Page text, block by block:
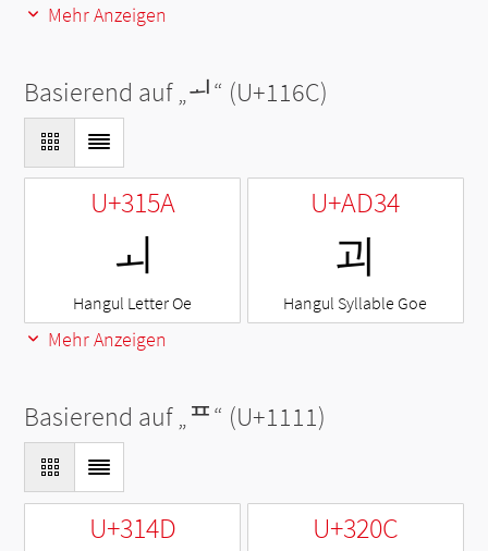
Mehr Anzeigen
Basierend auf „ᅬ“ (U+116C)
U+315A
ㅚ
Hangul Letter Oe
U+AD34
괴
Hangul Syllable Goe
Mehr Anzeigen
Basierend auf „ᄑ“ (U+1111)
U+314D U+320C